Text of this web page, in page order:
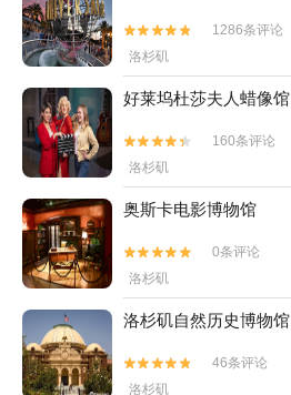


1286条评论
洛杉矶
好莱坞杜莎夫人蜡像馆


160条评论
洛杉矶
奥斯卡电影博物馆


0条评论
洛杉矶
洛杉矶自然历史博物馆


46条评论
洛杉矶